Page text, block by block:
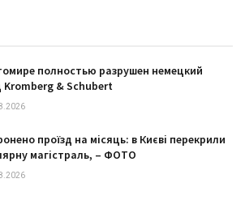
полностью разрушен немецкий
Kromberg & Schubert
проїзд на місяць: в Києві перекрили
магістраль, – ФОТО